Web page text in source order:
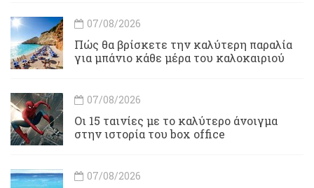
07/08/2026
Πώς θα βρίσκετε την καλύτερη παραλία
για μπάνιο κάθε μέρα του καλοκαιριού
07/08/2026
Οι 15 ταινίες με το καλύτερο άνοιγμα
στην ιστορία του box office
07/08/2026